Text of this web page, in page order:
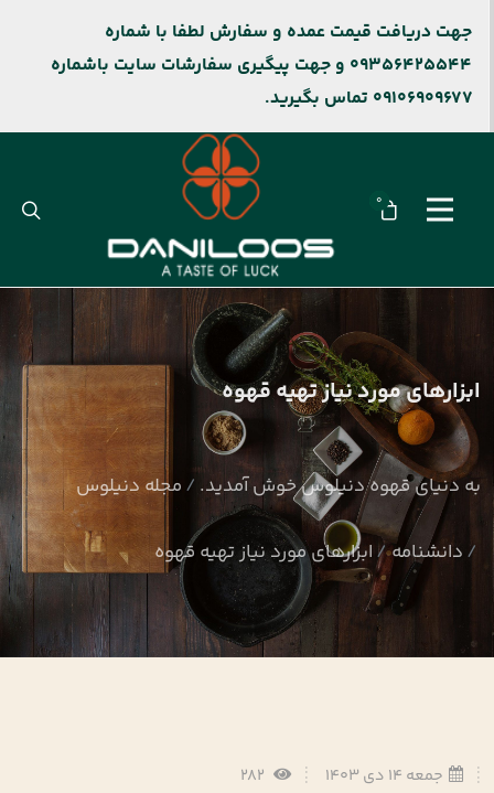
جهت دریافت قیمت عمده و سفارش لطفا با شماره
09356425544 و جهت پیگیری سفارشات سایت باشماره
09106909677 تماس بگیرید.
0
ابزارهای مورد نیاز تهیه قهوه
به دنیای قهوه دنیلوس خوش آمدید. مجله دنیلوس
دانشنامه ابزارهای مورد نیاز تهیه قهوه
جمعه 14 دی 1403